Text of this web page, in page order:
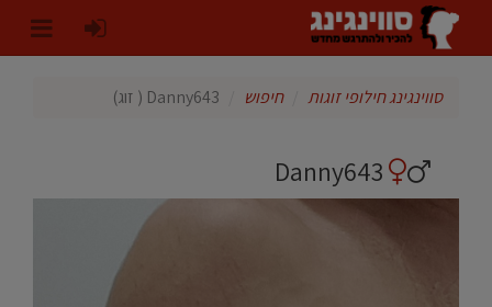
סווינגינג חילופי זוגות חיפוש Danny643 ( זוג)